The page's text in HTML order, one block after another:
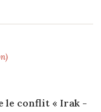
le conflit « Irak -